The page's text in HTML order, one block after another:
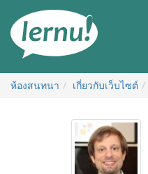
สารบัญ
ห้องสนทนา เกี่ยวกับเว็บไซต์